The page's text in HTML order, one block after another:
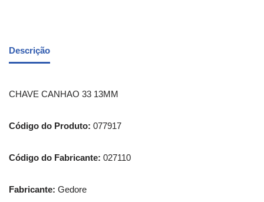
Descrição
CHAVE CANHAO 33 13MM
Código do Produto: 077917
Código do Fabricante: 027110
Fabricante: Gedore